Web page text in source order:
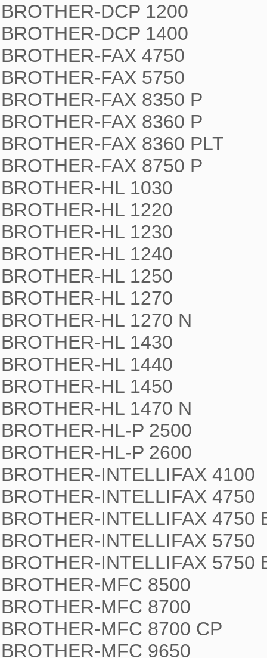
BROTHER-DCP 1200
BROTHER-DCP 1400
BROTHER-FAX 4750
BROTHER-FAX 5750
BROTHER-FAX 8350 P
BROTHER-FAX 8360 P
BROTHER-FAX 8360 PLT
BROTHER-FAX 8750 P
BROTHER-HL 1030
BROTHER-HL 1220
BROTHER-HL 1230
BROTHER-HL 1240
BROTHER-HL 1250
BROTHER-HL 1270
BROTHER-HL 1270 N
BROTHER-HL 1430
BROTHER-HL 1440
BROTHER-HL 1450
BROTHER-HL 1470 N
BROTHER-HL-P 2500
BROTHER-HL-P 2600
BROTHER-INTELLIFAX 4100
BROTHER-INTELLIFAX 4750
BROTHER-INTELLIFAX 4750
BROTHER-INTELLIFAX 5750
BROTHER-INTELLIFAX 5750
BROTHER-MFC 8500
BROTHER-MFC 8700
BROTHER-MFC 8700 CP
BROTHER-MFC 9650